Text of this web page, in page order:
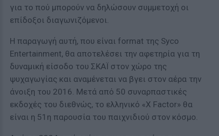
για το πού μπορούν να δηλώσουν συμμετοχή οι
επίδοξοι διαγωνιζόμενοι.
Η παραγωγή αυτή, που είναι format της Syco
Entertainment, θα αποτελέσει την αφετηρία για τη
δυναμική είσοδο του ΣΚΑΪ στον χώρο της
ψυχαγωγίας και αναμένεται να βγει στον αέρα την
άνοιξη του 2016. Μετά από 50 συναρπαστικές
εκδοχές του διεθνώς, το ελληνικό «Χ Factor» θα
είναι η 51η παρουσία του παιχνιδιού στον κόσμο.